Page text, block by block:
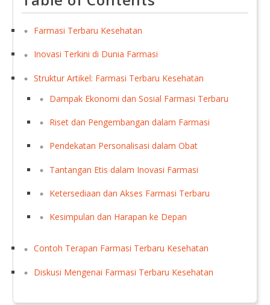
Farmasi Terbaru Kesehatan
Inovasi Terkini di Dunia Farmasi
Struktur Artikel: Farmasi Terbaru Kesehatan
Dampak Ekonomi dan Sosial Farmasi Terbaru
Riset dan Pengembangan dalam Farmasi
Pendekatan Personalisasi dalam Obat
Tantangan Etis dalam Inovasi Farmasi
Ketersediaan dan Akses Farmasi Terbaru
Kesimpulan dan Harapan ke Depan
Contoh Terapan Farmasi Terbaru Kesehatan
Diskusi Mengenai Farmasi Terbaru Kesehatan